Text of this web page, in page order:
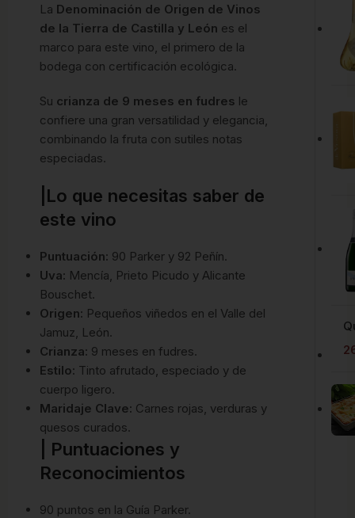
La Denominación de Origen de Vinos
de la Tierra de Castilla y León es el
marco para este vino, el primero de la
bodega con certificación ecológica.
Su crianza de 9 meses en fudres le
confiere una gran versatilidad y elegancia,
combinando la fruta con sutiles notas
especiadas.
|Lo que necesitas saber de
este vino
Puntuación: 90 Parker y 92 Peñín.
Uva: Mencía, Prieto Picudo y Alicante
Bouschet.
Origen: Pequeños viñedos en el Valle del
Jamuz, León.
Crianza: 9 meses en fudres.
Estilo: Tinto afrutado, especiado y de
cuerpo ligero.
Maridaje Clave: Carnes rojas, verduras y
quesos curados.
| Puntuaciones y
Reconocimientos
90 puntos en la Guía Parker.